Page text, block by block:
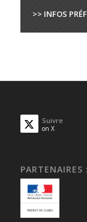
>> INFOS
Suivre
on X
PARTENAIRES :